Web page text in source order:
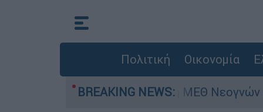
Πολιτική Οικονομία
BREAKING NEWS:
- Νοσηλευόταν στη ΜΕΘ Νεογνών